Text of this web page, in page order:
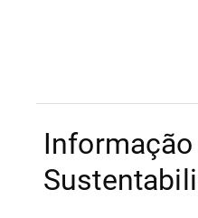
Informação